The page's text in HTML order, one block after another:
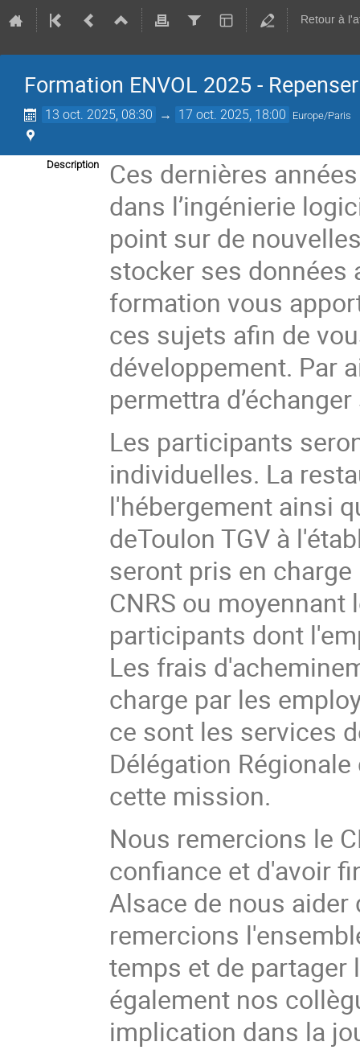
Retour à
Formation ENVOL 2025 -
13 oct. 2025, 08:30 → 17 oct. 2025, 18:00 Europe/Paris
Description
Ces dernières
dans l’ingénierie
point sur de
stocker ses données
formation vous
ces sujets afin de
développement. Par
permettra
Les participants
individuelles. La
l'hébergement ainsi
deToulon TGV à
seront pris en
CNRS ou
participants dont
Les frais
charge par les
ce sont les services
Délégation
cette mission.
Nous remercions le
confiance et d'avoir
Alsace de nous
remercions
temps et de
également nos
implication dans la